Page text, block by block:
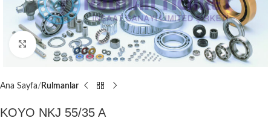
Büyütmek için tıklayın
Ana Sayfa Rulmanlar
KOYO NKJ 55/35 A